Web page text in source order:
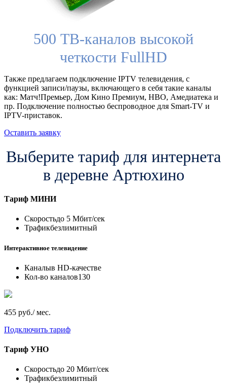
500 ТВ-каналов высокой
четкости FullHD
Также предлагаем подключение IPTV телевидения, с
функцией записи/паузы, включающего в себя такие каналы
как: Матч!Премьер, Дом Кино Премиум, HBO, Амедиатека и
пр. Подключение полностью беспроводное для Smart-TV и
IPTV-приставок.
Оставить заявку
Выберите тариф для интернета
в деревне Артюхино
Тариф МИНИ
Скоростьдо 5 Мбит/сек
Трафикбезлимитный
Интерактивное телевидение
Каналыв HD-качестве
Кол-во каналов130
455 руб./ мес.
Подключить тариф
Тариф УНО
Скоростьдо 20 Мбит/сек
Трафикбезлимитный